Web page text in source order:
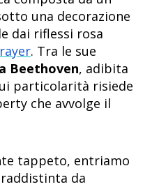
una decorazione
dai riflessi rosa
. Tra le sue
Beethoven, adibita
particolarità risiede
che avvolge il
tappeto, entriamo
da